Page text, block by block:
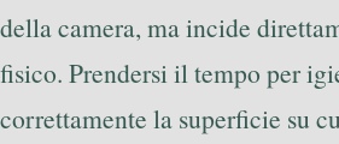
della camera, ma incide
fisico. Prendersi il tempo per
correttamente la superficie su